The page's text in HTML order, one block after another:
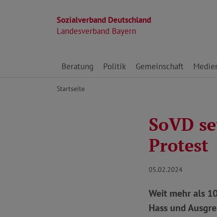
Sozialverband Deutschland
Landesverband Bayern
Direkt zu den Inhalten springen
Beratung Politik Gemeinschaft
Startseite
SoVD
Protest
05.02.2024
Weit mehr als
Hass und